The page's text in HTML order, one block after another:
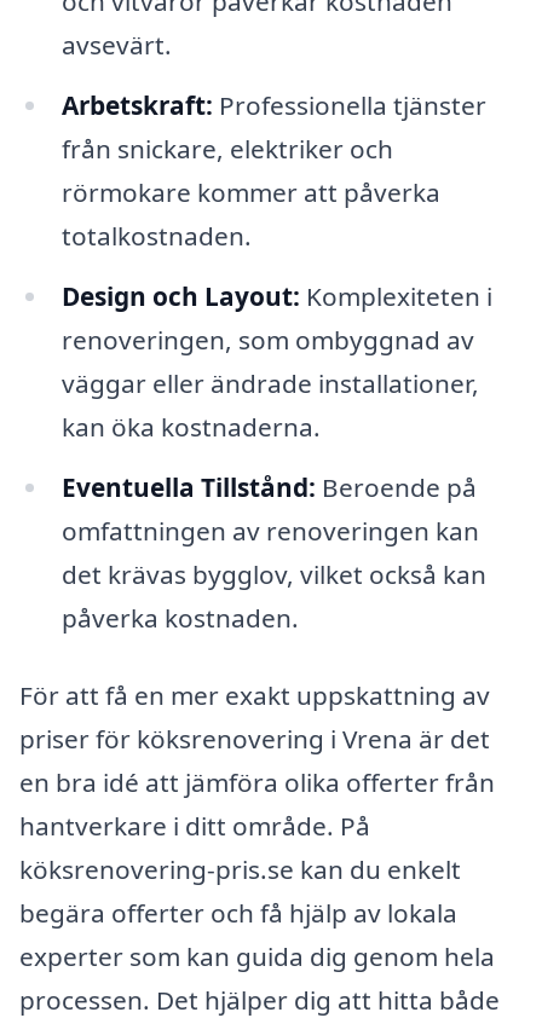
avsevärt.
Arbetskraft: Professionella tjänster
från snickare, elektriker och
rörmokare kommer att påverka
totalkostnaden.
Design och Layout: Komplexiteten i
renoveringen, som ombyggnad av
väggar eller ändrade installationer,
kan öka kostnaderna.
Eventuella Tillstånd: Beroende på
omfattningen av renoveringen kan
det krävas bygglov, vilket också kan
påverka kostnaden.
För att få en mer exakt uppskattning av
priser för köksrenovering i Vrena är det
en bra idé att jämföra olika offerter från
hantverkare i ditt område. På
köksrenovering-pris.se kan du enkelt
begära offerter och få hjälp av lokala
experter som kan guida dig genom hela
processen. Det hjälper dig att hitta både